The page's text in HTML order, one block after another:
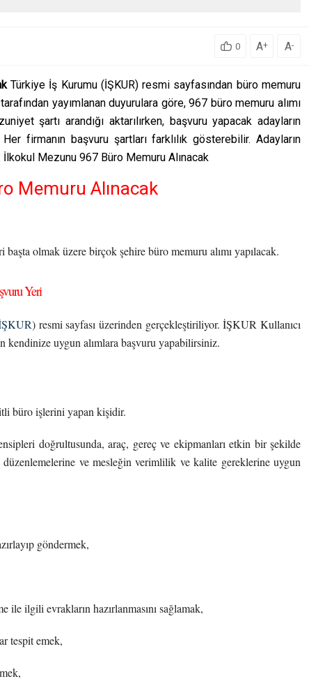
0 A+ A-
Türkiye İş Kurumu (İŞKUR) resmi sayfasından büro memuru
yayımlanan duyurulara göre, 967 büro memuru alımı
şartı arandığı aktarılırken, başvuru yapacak adayların
firmanın başvuru şartları farklılık gösterebilir. Adayların
Mezunu 967 Büro Memuru Alınacak
Memuru Alınacak
olmak üzere birçok şehire büro memuru alımı yapılacak.
Yeri
) resmi sayfası üzerinden gerçekleştiriliyor. İŞKUR Kullanıcı
kendinize uygun alımlara başvuru yapabilirsiniz.
büro işlerini yapan kişidir.
doğrultusunda, araç, gereç ve ekipmanları etkin bir şekilde
ve mesleğin verimlilik ve kalite gereklerine uygun
göndermek,
ile ilgili evrakların hazırlanmasını sağlamak,
tespit emek,